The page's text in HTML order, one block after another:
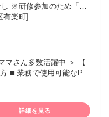
・保険セールス、保険
代理店サポート営業、
庭と両立、子育てと両
･ミドルシニア活躍中 ＊
が活躍中 ＊中途入社
上も応募可、50代以上
※研修参加のため「新
有楽町]
さん多数活躍中 ＞ 【
■ 業務で使用可能なPC
れば歓迎
）のご経験 ■ カスタマ
ご経験 ■ 営業事務･内勤
詳細を見る